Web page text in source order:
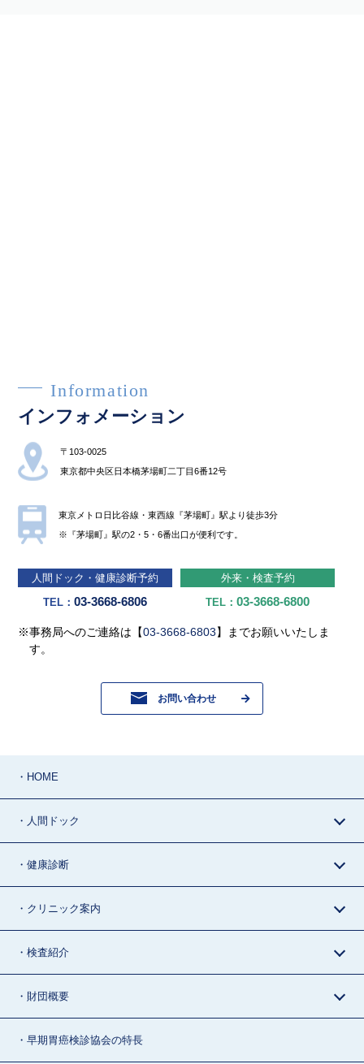
Information
インフォメーション
〒103-0025
東京都中央区⽇本橋茅場町⼆丁⽬6番12号
東京メトロ⽇⽐⾕線・東⻄線『茅場町』駅より徒歩3分
※『茅場町』駅の2・5・6番出⼝が便利です。
⼈間ドック・健康診断予約
TEL：03-3668-6806
外来・検査予約
TEL：03-3668-6800
※事務局へのご連絡は【03-3668-6803】までお願いいたしま
す。
お問い合わせ
・HOME
・人間ドック
・健康診断
・クリニック案内
・検査紹介
・財団概要
・早期胃癌検診協会の特長